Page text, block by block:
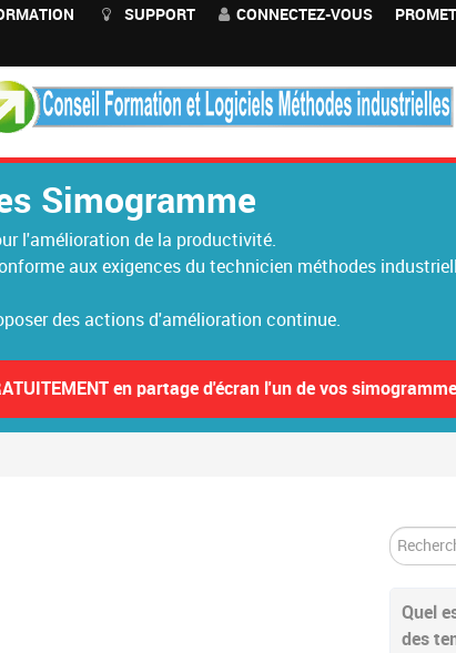
SUPPORT CONNECTEZ-VOUS
Simogramme
l'amélioration de la productivité.
aux exigences du technicien méthodes
des actions d'amélioration continue.
en partage d'écran l'un de vos
Quel
des